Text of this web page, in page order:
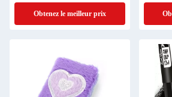
journal
Obtenez le meilleur prix